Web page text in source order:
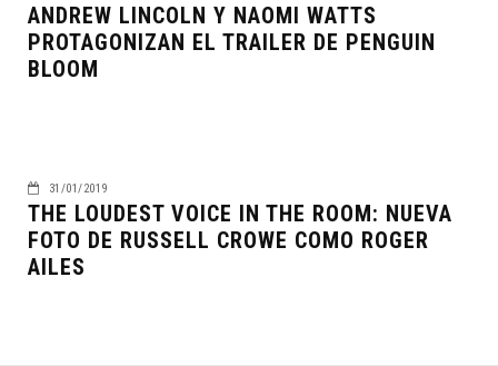
ANDREW LINCOLN Y NAOMI WATTS
PROTAGONIZAN EL TRAILER DE PENGUIN
BLOOM
31/01/2019
THE LOUDEST VOICE IN THE ROOM: NUEVA
FOTO DE RUSSELL CROWE COMO ROGER
AILES